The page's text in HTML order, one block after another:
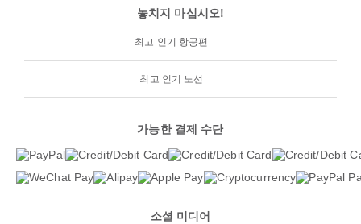
놓치지 마십시오!
최고 인기 항공편
최고 인기 노선
가능한 결제 수단
소셜 미디어